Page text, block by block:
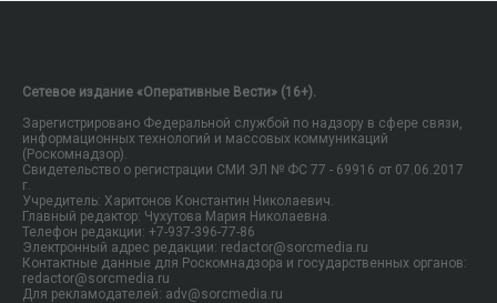
Сетевое издание «Оперативные Вести» (16+).
Зарегистрировано Федеральной службой по надзору в сфере связи,
информационных технологий и массовых коммуникаций
(Роскомнадзор).
Свидетельство о регистрации СМИ ЭЛ № ФС 77 - 69916 от 07.06.2017
г.
Учредитель: Харитонов Константин Николаевич.
Главный редактор: Чухутова Мария Николаевна.
Телефон редакции: +7-937-396-77-86
Электронный адрес редакции: redactor@sorcmedia.ru
Контактные данные для Роскомнадзора и государственных органов:
redactor@sorcmedia.ru
Для рекламодателей: adv@sorcmedia.ru